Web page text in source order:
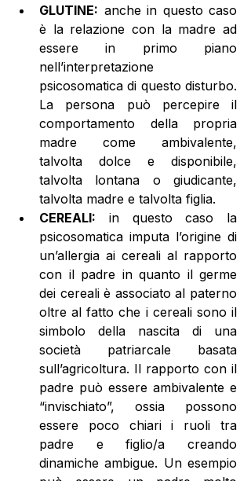
GLUTINE: anche in questo caso
è la relazione con la madre ad
essere in primo piano
nell’interpretazione
psicosomatica di questo disturbo.
La persona può percepire il
comportamento della propria
madre come ambivalente,
talvolta dolce e disponibile,
talvolta lontana o giudicante,
talvolta madre e talvolta figlia.
CEREALI: in questo caso la
psicosomatica imputa l’origine di
un’allergia ai cereali al rapporto
con il padre in quanto il germe
dei cereali è associato al paterno
oltre al fatto che i cereali sono il
simbolo della nascita di una
società patriarcale basata
sull’agricoltura. Il rapporto con il
padre può essere ambivalente e
“invischiato”, ossia possono
essere poco chiari i ruoli tra
padre e figlio/a creando
dinamiche ambigue. Un esempio